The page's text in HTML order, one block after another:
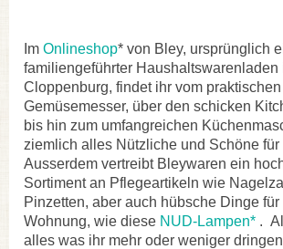
Im Onlineshop* von Bley, ursprünglich
familiengeführter Haushaltswarenladen
Cloppenburg, findet ihr vom praktischen
Gemüsemesser, über den schicken
bis hin zum umfangreichen
ziemlich alles Nützliche und Schöne für
Ausserdem vertreibt Bleywaren ein
Sortiment an Pflegeartikeln wie
Pinzetten, aber auch hübsche Dinge
Wohnung, wie diese NUD-Lampen* .
alles was ihr mehr oder weniger